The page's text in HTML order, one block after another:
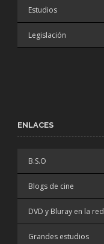
Estudios
Legislación
ENLACES
B.S.O
Blogs de cine
DVD y Bluray en la red
Grandes estudios